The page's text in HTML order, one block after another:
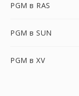
PGM в RAS
PGM в SUN
PGM в XV